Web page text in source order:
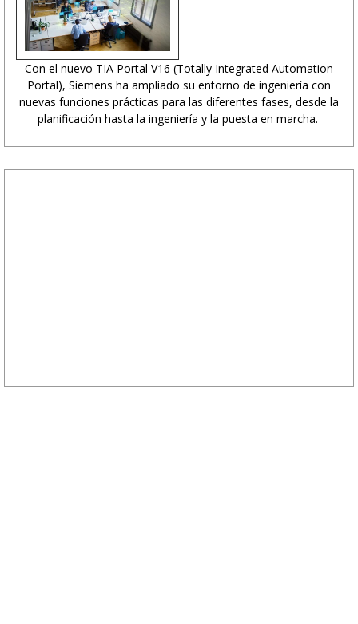
Con el nuevo TIA Portal V16 (Totally Integrated Automation
Portal), Siemens ha ampliado su entorno de ingeniería con
nuevas funciones prácticas para las diferentes fases, desde la
planificación hasta la ingeniería y la puesta en marcha.